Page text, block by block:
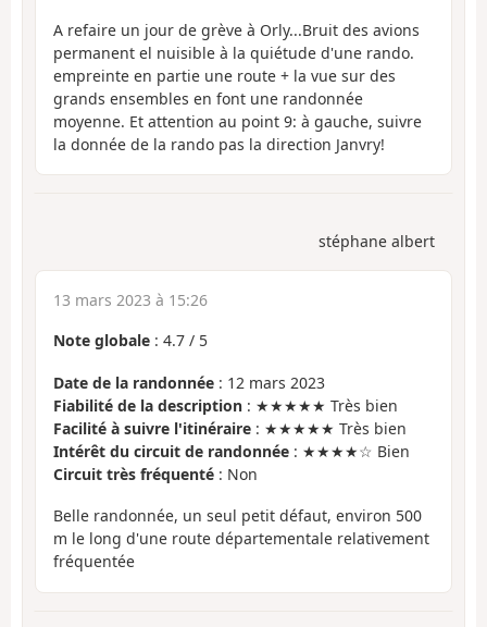
A refaire un jour de grève à Orly...Bruit des avions
permanent el nuisible à la quiétude d'une rando.
empreinte en partie une route + la vue sur des
grands ensembles en font une randonnée
moyenne. Et attention au point 9: à gauche, suivre
la donnée de la rando pas la direction Janvry!
stéphane albert
13 mars 2023 à 15:26
Note globale : 4.7 / 5
Date de la randonnée : 12 mars 2023
Fiabilité de la description : ★★★★★ Très bien
Facilité à suivre l'itinéraire : ★★★★★ Très bien
Intérêt du circuit de randonnée : ★★★★☆ Bien
Circuit très fréquenté : Non
Belle randonnée, un seul petit défaut, environ 500
m le long d'une route départementale relativement
fréquentée